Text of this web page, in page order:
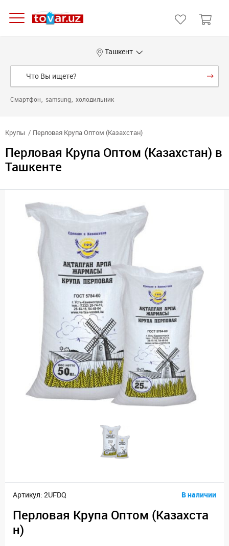
Ташкент
Смартфон samsung холодильник
Крупы Перловая Крупа Оптом (Казахстан)
Перловая Крупа Оптом (Казахстан) в
Ташкенте
Артикул: 2UFDQ В наличии
Перловая Крупа Оптом (Казахста
н)